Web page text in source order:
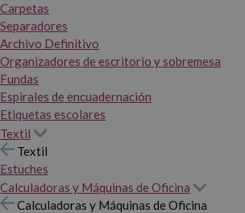
Carpetas
Separadores
Archivo Definitivo
Organizadores de escritorio y sobremesa
Fundas
Espirales de encuadernación
Etiquetas escolares
Textil
Textil
Estuches
Calculadoras y Máquinas de Oficina
Calculadoras y Máquinas de Oficina